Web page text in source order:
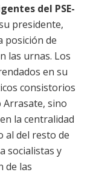
del PSE-
presidente,
posición de
las urnas. Los
en su
consistorios
Arrasate, sino
la centralidad
al del resto de
socialistas y
de las